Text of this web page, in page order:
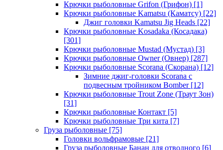
Крючки рыболовные Grifon (Грифон) [1]
Крючки рыболовные Kamatsu (Каматсу) [22]
Джиг головки Kamatsu Jig Heads [22]
Крючки рыболовные Kosadaka (Косадака)
[301]
Крючки рыболовные Mustad (Мустад) [3]
Крючки рыболовные Owner (Овнер) [287]
Крючки рыболовные Scorana (Скорана) [12]
Зимние джиг-головки Scorana с
подвесным тройником Bomber[12]
Крючки рыболовные Trout Zone (Траут Зон)
[31]
Крючки рыболовные Контакт [5]
Крючки рыболовные Три кита [7]
Груза рыболовные [75]
Головки вольфрамовые [21]
Груза рыболовные Банан для отводного [6]